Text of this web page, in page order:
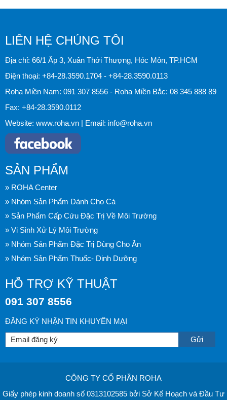
LIÊN HỆ CHÚNG TÔI
Địa chỉ: 66/1 Ấp 3, Xuân Thới Thượng, Hóc Môn, TP.HCM
Điện thoại: +84-28.3590.1704 - +84-28.3590.0113
Roha Miền Nam: 091 307 8556 - Roha Miền Bắc: 08 345 888 89
Fax: +84-28.3590.0112
Website: www.roha.vn | Email: info@roha.vn
SẢN PHẨM
» ROHA Center
» Nhóm Sản Phẩm Dành Cho Cá
» Sản Phẩm Cấp Cứu Đặc Trị Về Môi Trường
» Vi Sinh Xử Lý Môi Trường
» Nhóm Sản Phẩm Đặc Trị Dùng Cho Ăn
» Nhóm Sản Phẩm Thuốc- Dinh Dưỡng
HỖ TRỢ KỸ THUẬT
091 307 8556
ĐĂNG KÝ NHẬN TIN KHUYẾN MẠI
CÔNG TY CỔ PHẦN ROHA
Giấy phép kinh doanh số 0313102585 bởi Sở Kế Hoạch và Đầu Tư